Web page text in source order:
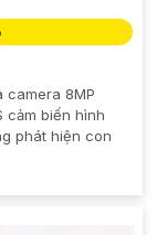
camera 8MP
cảm biến hình
phát hiện con